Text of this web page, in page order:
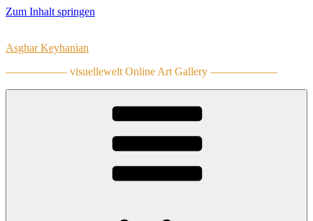
Zum Inhalt springen
Asghar Keyhanian
—————– visuellewelt Online Art Gallery ——————